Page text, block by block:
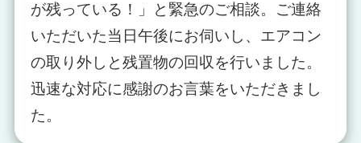
が残っている！」と緊急のご相談。ご連絡
いただいた当日午後にお伺いし、エアコン
の取り外しと残置物の回収を行いました。
迅速な対応に感謝のお言葉をいただきまし
た。